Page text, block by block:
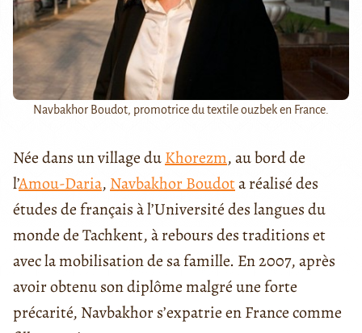
Navbakhor Boudot, promotrice du textile ouzbek en France.
Née dans un village duKhorezm, au bord de
l’Amou-Daria, Navbakhor Boudota réalisé des
études de français à l’Université des langues du
monde de Tachkent, à rebours des traditions et
avec la mobilisation de sa famille. En 2007, après
avoir obtenu son diplôme malgré une forte
précarité, Navbakhor s’expatrie en France comme